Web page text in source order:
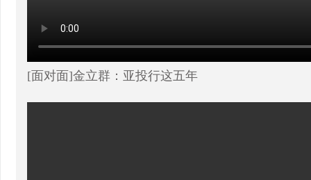
[面对面]金立群：亚投行这五年